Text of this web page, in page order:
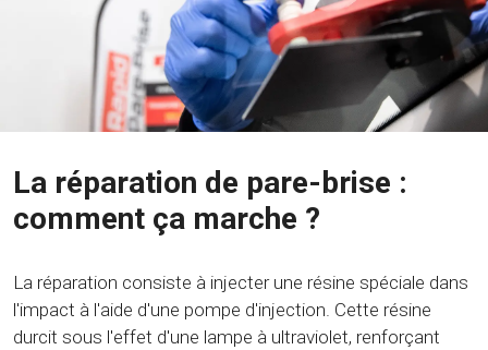
La réparation de pare-brise :
comment ça marche ?
La réparation consiste à injecter une résine spéciale dans
l'impact à l'aide d'une pompe d'injection. Cette résine
durcit sous l'effet d'une lampe à ultraviolet, renforçant